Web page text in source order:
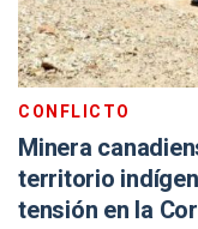
CONFLICTO
Minera
territorio
tensión en la